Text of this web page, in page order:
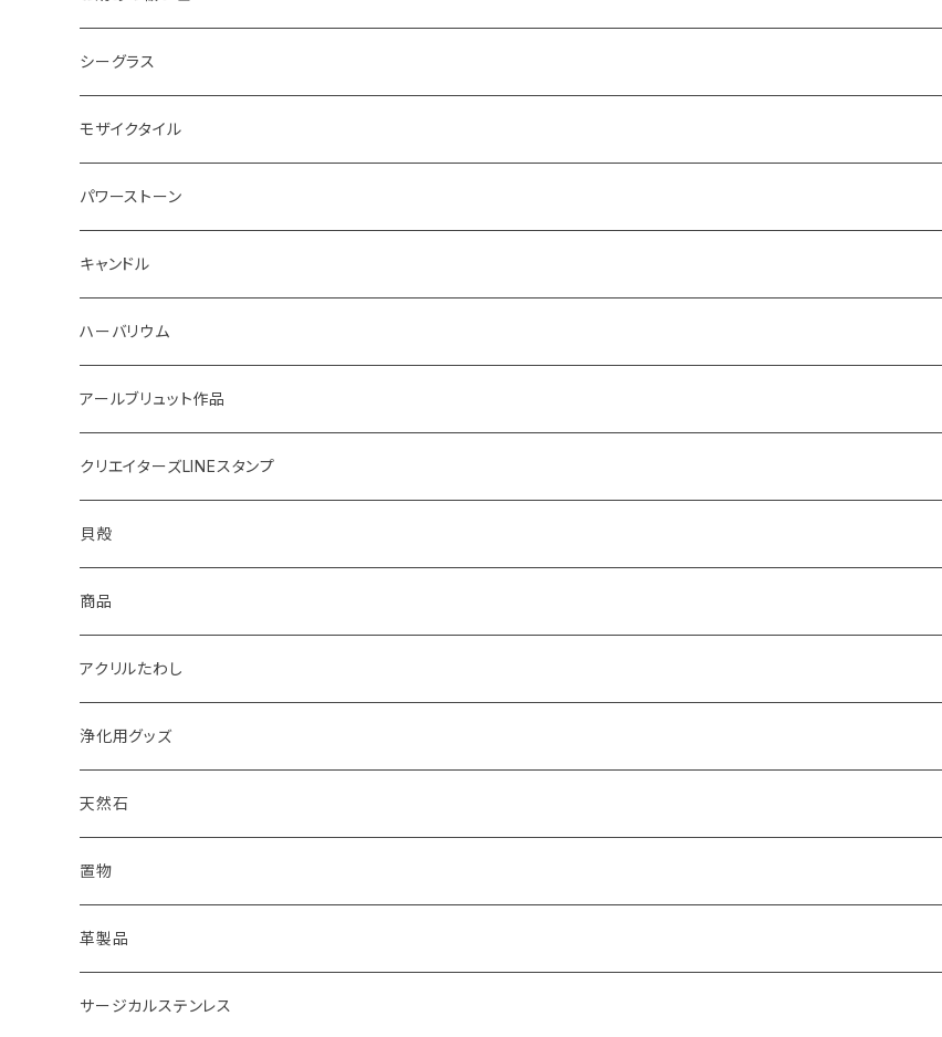
ボード
ハンギング
コースター
鍋敷き
インテリア
体験教室
ヘアゴム
キーホルダー
ボタニカルトレイ
イニシャル
20220326 天赦塩
20220610 天赦塩
20220614 満月塩
体験教室
シーグラス
ピアス
ネックレス
フォトフレーム
SONOMONO
モザイクタイル
ピアス
SONOMONO
パワーストーン
女性用(16cm)
男性用(18cm)
キャンドル
海のスケルトン
ボタニカルキャンドル
貝キャンドル
天然石キャンドル
体験教室
ハーバリウム
高さ12cm
高さ10cm
体験教室
アールブリュット作品
Masatsugu
2022
yumemiru strawberry
HIROMU
稲子
クリエイターズLINEスタンプ
Satomi
yumemiru strawberry
Masatsugu
貝殻
ピアス
商品
紅茶
アクリルたわし
浄化用グッズ
天然石
オイル
ピアス
置物
革製品
ピアス
サージカルステンレス